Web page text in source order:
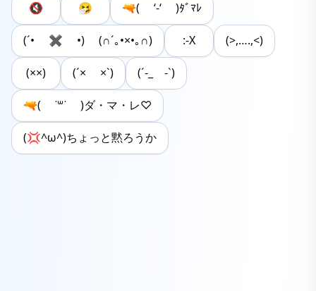
🔇 🤧 🔫( ‘-‘ )ﾀﾞﾏﾚ
(´• ✖ •) (∩´｡•×•｡∩) :-X (>,….,<)
(××) (´× ×`) (´-_ゝ-`)
🔫( ˙꒳​˙ )ダ・マ・レ♡
(💢^ω^)ちょっと黙ろうか